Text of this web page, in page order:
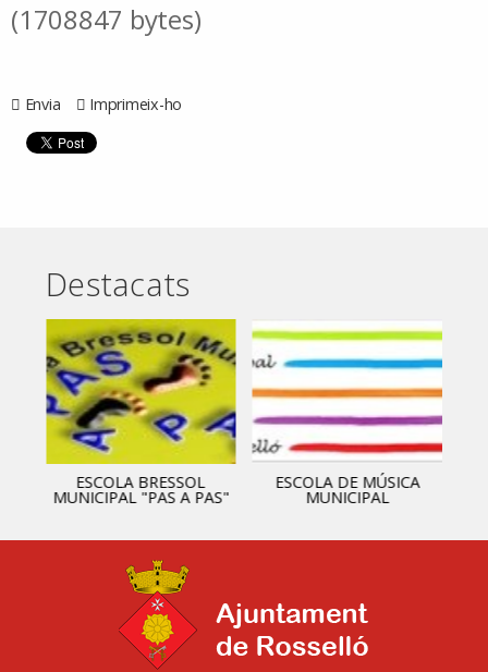
(1708847 bytes)
Envia Imprimeix-ho
Destacats
ESCOLA BRESSOL
MUNICIPAL "PAS A PAS"
ESCOLA DE MÚSICA
MUNICIPAL